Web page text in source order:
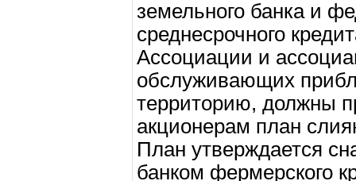
земельного банка и
среднесрочного
Ассоциации и
обслуживающих
территорию, должны
акционерам план
План утверждается
банком фермерского